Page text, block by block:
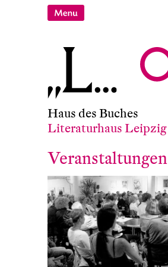
Haus des Buches
Literaturhaus Leipzig
Veranstaltungen